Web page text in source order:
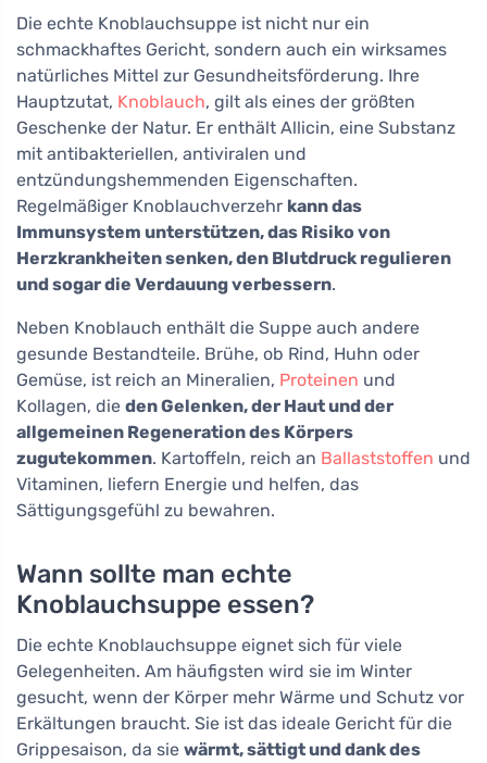
Die echte Knoblauchsuppe ist nicht nur ein
schmackhaftes Gericht, sondern auch ein wirksames
natürliches Mittel zur Gesundheitsförderung. Ihre
Hauptzutat, Knoblauch, gilt als eines der größten
Geschenke der Natur. Er enthält Allicin, eine Substanz
mit antibakteriellen, antiviralen und
entzündungshemmenden Eigenschaften.
Regelmäßiger Knoblauchverzehr kann das
Immunsystem unterstützen, das Risiko von
Herzkrankheiten senken, den Blutdruck regulieren
und sogar die Verdauung verbessern.
Neben Knoblauch enthält die Suppe auch andere
gesunde Bestandteile. Brühe, ob Rind, Huhn oder
Gemüse, ist reich an Mineralien, Proteinen und
Kollagen, die den Gelenken, der Haut und der
allgemeinen Regeneration des Körpers
zugutekommen. Kartoffeln, reich an Ballaststoffen und
Vitaminen, liefern Energie und helfen, das
Sättigungsgefühl zu bewahren.
Wann sollte man echte
Knoblauchsuppe essen?
Die echte Knoblauchsuppe eignet sich für viele
Gelegenheiten. Am häufigsten wird sie im Winter
gesucht, wenn der Körper mehr Wärme und Schutz vor
Erkältungen braucht. Sie ist das ideale Gericht für die
Grippesaison, da sie wärmt, sättigt und dank des